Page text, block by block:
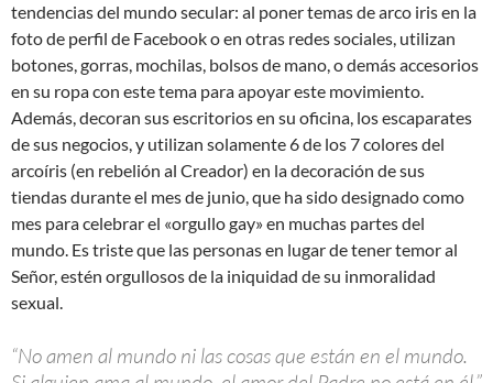
tendencias del mundo secular: al poner temas de arco iris en la
foto de perfil de Facebook o en otras redes sociales, utilizan
botones, gorras, mochilas, bolsos de mano, o demás accesorios
en su ropa con este tema para apoyar este movimiento.
Además, decoran sus escritorios en su oficina, los escaparates
de sus negocios, y utilizan solamente 6 de los 7 colores del
arcoíris (en rebelión al Creador) en la decoración de sus
tiendas durante el mes de junio, que ha sido designado como
mes para celebrar el «orgullo gay» en muchas partes del
mundo. Es triste que las personas en lugar de tener temor al
Señor, estén orgullosos de la iniquidad de su inmoralidad
sexual.
“No amen al mundo ni las cosas que están en el mundo.